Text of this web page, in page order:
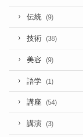
伝統 (9)
技術 (38)
美容 (9)
語学 (1)
講座 (54)
講演 (3)